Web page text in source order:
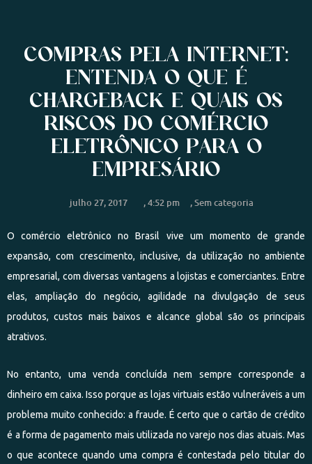
COMPRAS PELA INTERNET:
ENTENDA O QUE É
CHARGEBACK E QUAIS OS
RISCOS DO COMÉRCIO
ELETRÔNICO PARA O
EMPRESÁRIO
julho 27, 2017 ,4:52 pm ,Sem categoria
O comércio eletrônico no Brasil vive um momento de grande
expansão, com crescimento, inclusive, da utilização no ambiente
empresarial, com diversas vantagens a lojistas e comerciantes. Entre
elas, ampliação do negócio, agilidade na divulgação de seus
produtos, custos mais baixos e alcance global são os principais
atrativos.
No entanto, uma venda concluída nem sempre corresponde a
dinheiro em caixa. Isso porque as lojas virtuais estão vulneráveis a um
problema muito conhecido: a fraude. É certo que o cartão de crédito
é a forma de pagamento mais utilizada no varejo nos dias atuais. Mas
o que acontece quando uma compra é contestada pelo titular do